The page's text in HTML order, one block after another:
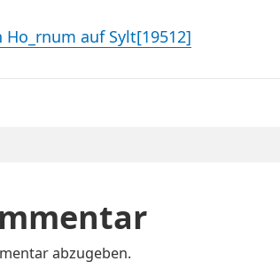
auf Sylt[19512]
abzugeben.